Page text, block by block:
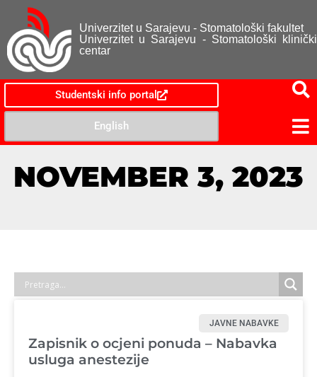
Univerzitet u Sarajevu - Stomatološki fakultet
Univerzitet u Sarajevu - Stomatološki klinički
centar
Studentski info portal
English
NOVEMBER 3, 2023
JAVNE NABAVKE
Zapisnik o ocjeni ponuda – Nabavka
usluga anestezije